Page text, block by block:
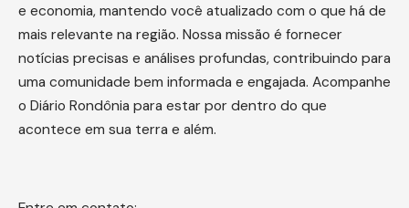
e economia, mantendo você atualizado com o que há de
mais relevante na região. Nossa missão é fornecer
notícias precisas e análises profundas, contribuindo para
uma comunidade bem informada e engajada. Acompanhe
o Diário Rondônia para estar por dentro do que
acontece em sua terra e além.